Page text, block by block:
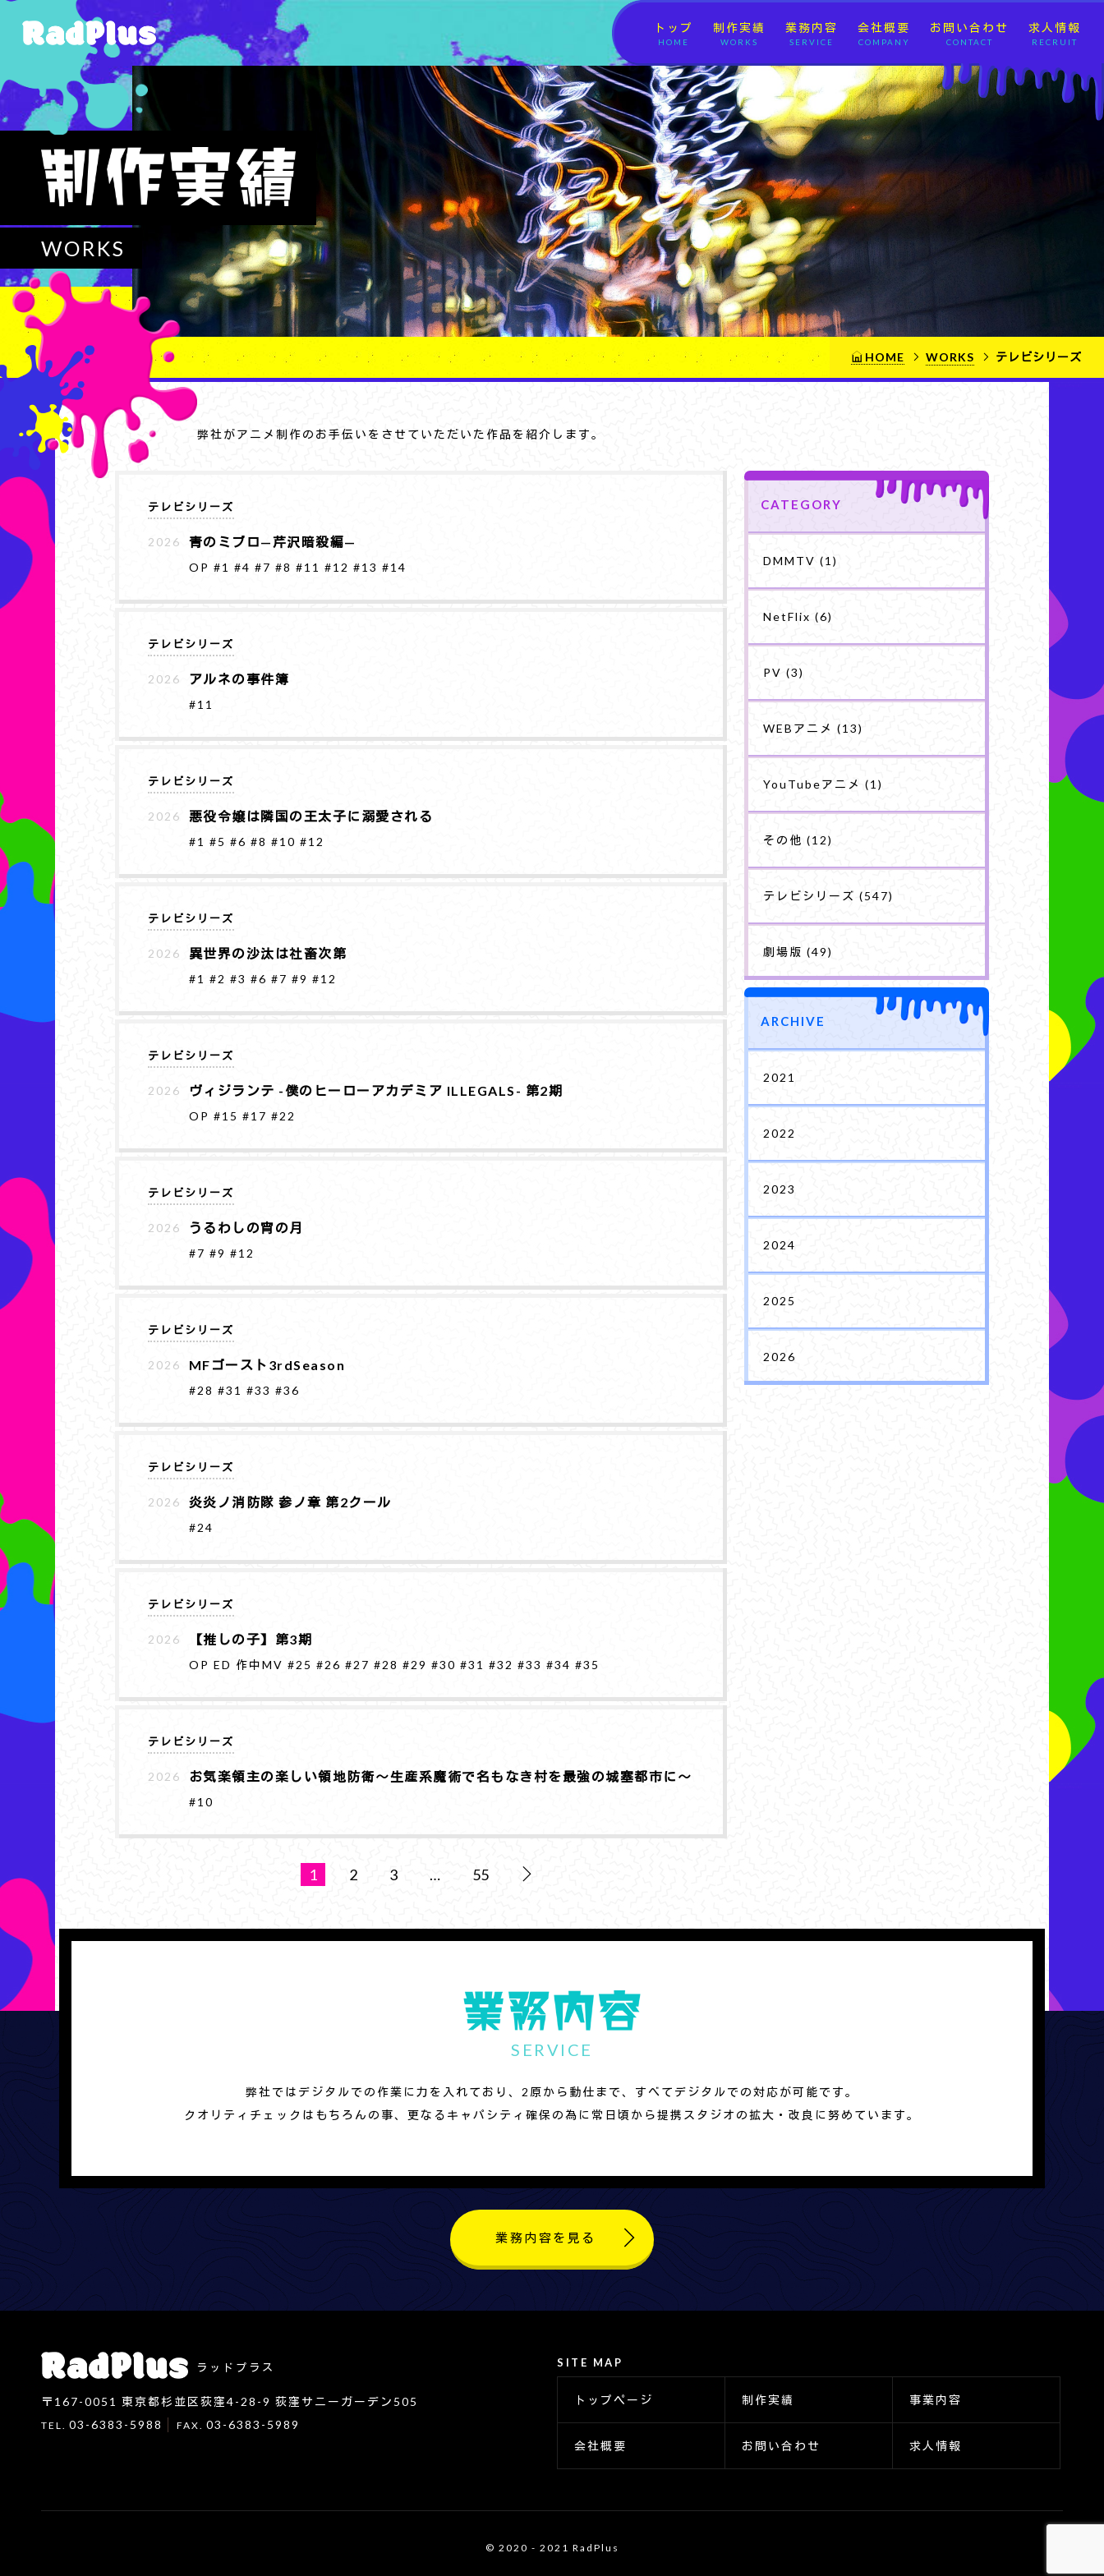
トップ
HOME
制作実績
WORKS
業務内容
SERVICE
会社概要
COMPANY
お問い合わせ
CONTACT
求人情報
RECRUIT
WORKS
HOME WORKS テレビシリーズ
弊社がアニメ制作のお手伝いをさせていただいた作品を紹介します。
テレビシリーズ
2026 青のミブロ—芹沢暗殺編—
OP #1 #4 #7 #8 #11 #12 #13 #14
テレビシリーズ
2026 アルネの事件簿
#11
テレビシリーズ
2026 悪役令嬢は隣国の王太子に溺愛される
#1 #5 #6 #8 #10 #12
テレビシリーズ
2026 異世界の沙汰は社畜次第
#1 #2 #3 #6 #7 #9 #12
テレビシリーズ
2026 ヴィジランテ -僕のヒーローアカデミア ILLEGALS- 第2期
OP #15 #17 #22
テレビシリーズ
2026 うるわしの宵の月
#7 #9 #12
テレビシリーズ
2026 MFゴースト3rdSeason
#28 #31 #33 #36
テレビシリーズ
2026 炎炎ノ消防隊 参ノ章 第2クール
#24
テレビシリーズ
2026 【推しの子】第3期
OP ED 作中MV #25 #26 #27 #28 #29 #30 #31 #32 #33 #34 #35
テレビシリーズ
2026 お気楽領主の楽しい領地防衛～生産系魔術で名もなき村を最強の城塞都市に～
#10
1 2 3 … 55
CATEGORY
DMMTV (1)
NetFlix (6)
PV (3)
WEBアニメ (13)
YouTubeアニメ (1)
その他 (12)
テレビシリーズ (547)
劇場版 (49)
ARCHIVE
2021
2022
2023
2024
2025
2026
SERVICE
弊社ではデジタルでの作業に力を入れており、2原から動仕まで、すべてデジタルでの対応が可能です。
クオリティチェックはもちろんの事、更なるキャパシティ確保の為に常日頃から提携スタジオの拡大・改良に努めています。
業務内容を見る
ラッドプラス
〒167-0051 東京都杉並区荻窪4-28-9 荻窪サニーガーデン505
TEL. 03-6383-5988 FAX. 03-6383-5989
SITE MAP
トップページ 制作実績 事業内容
会社概要 お問い合わせ 求人情報
© 2020 - 2021 RadPlus